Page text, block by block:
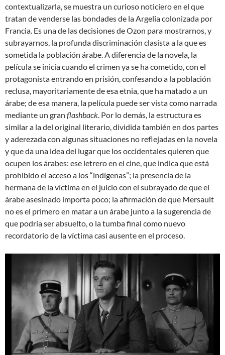
contextualizarla, se muestra un curioso noticiero en el que
tratan de venderse las bondades de la Argelia colonizada por
Francia. Es una de las decisiones de Ozon para mostrarnos, y
subrayarnos, la profunda discriminación clasista a la que es
sometida la población árabe. A diferencia de la novela, la
película se inicia cuando el crimen ya se ha cometido, con el
protagonista entrando en prisión, confesando a la población
reclusa, mayoritariamente de esa etnia, que ha matado a un
árabe; de esa manera, la película puede ser vista como narrada
mediante un gran flashback. Por lo demás, la estructura es
similar a la del original literario, dividida también en dos partes
y aderezada con algunas situaciones no reflejadas en la novela
y que da una idea del lugar que los occidentales quieren que
ocupen los árabes: ese letrero en el cine, que indica que está
prohibido el acceso a los “indígenas”; la presencia de la
hermana de la víctima en el juicio con el subrayado de que el
árabe asesinado importa poco; la afirmación de que Mersault
no es el primero en matar a un árabe junto a la sugerencia de
que podría ser absuelto, o la tumba final como nuevo
recordatorio de la víctima casi ausente en el proceso.